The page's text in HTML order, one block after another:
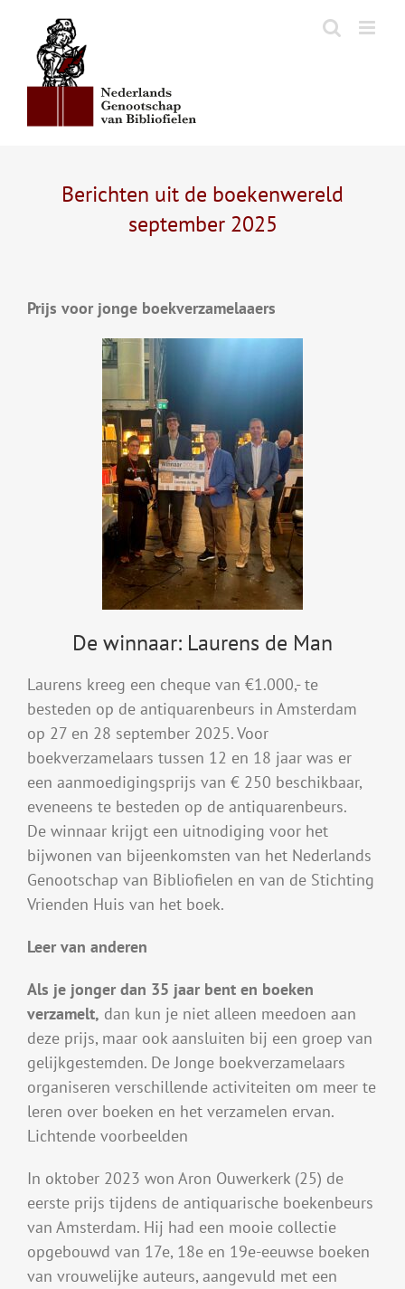
inhoud
Berichten uit de boekenwereld
september 2025
Prijs voor jonge boekverzamelaaers
De winnaar: Laurens de Man
Laurens kreeg een cheque van €1.000,- te
besteden op de antiquarenbeurs in Amsterdam
op 27 en 28 september 2025. Voor
boekverzamelaars tussen 12 en 18 jaar was er
een aanmoedigingsprijs van € 250 beschikbaar,
eveneens te besteden op de antiquarenbeurs.
De winnaar krijgt een uitnodiging voor het
bijwonen van bijeenkomsten van het Nederlands
Genootschap van Bibliofielen en van de Stichting
Vrienden Huis van het boek.
Leer van anderen
Als je jonger dan 35 jaar bent en boeken
verzamelt, dan kun je niet alleen meedoen aan
deze prijs, maar ook aansluiten bij een groep van
gelijkgestemden. De Jonge boekverzamelaars
organiseren verschillende activiteiten om meer te
leren over boeken en het verzamelen ervan.
Lichtende voorbeelden
In oktober 2023 won Aron Ouwerkerk (25) de
eerste prijs tijdens de antiquarische boekenbeurs
van Amsterdam. Hij had een mooie collectie
opgebouwd van 17e, 18e en 19e-eeuwse boeken
van vrouwelijke auteurs, aangevuld met een